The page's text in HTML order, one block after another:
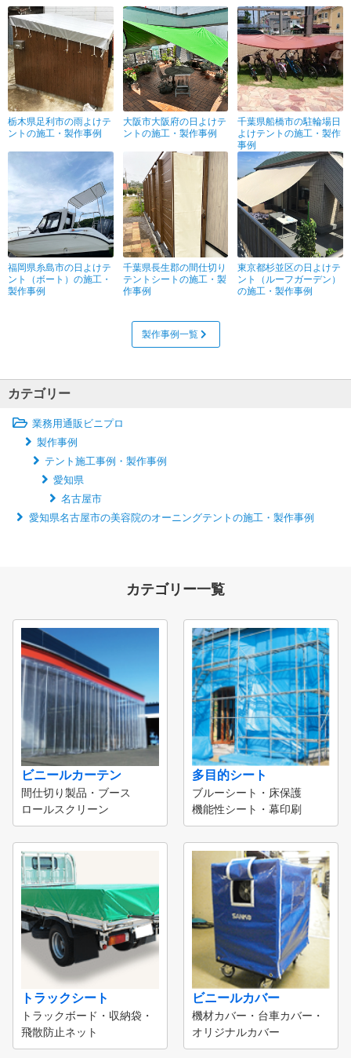
栃木県足利市の雨よけテ
ントの施工・製作事例
大阪市大阪府の日よけテ
ントの施工・製作事例
千葉県船橋市の駐輪場日
よけテントの施工・製作
事例
福岡県糸島市の日よけテ
ント（ボート）の施工・
製作事例
千葉県長生郡の間仕切り
テントシートの施工・製
作事例
東京都杉並区の日よけテ
ント（ルーフガーデン）
の施工・製作事例
製作事例一覧
カテゴリー
業務用通販ビニプロ
製作事例
テント施工事例・製作事例
愛知県
名古屋市
愛知県名古屋市の美容院のオーニングテントの施工・製作事例
カテゴリー一覧
ビニールカーテン
間仕切り製品・ブース
ロールスクリーン
多目的シート
ブルーシート・床保護
機能性シート・幕印刷
トラックシート
トラックボード・収納袋・
飛散防止ネット
ビニールカバー
機材カバー・台車カバー・
オリジナルカバー